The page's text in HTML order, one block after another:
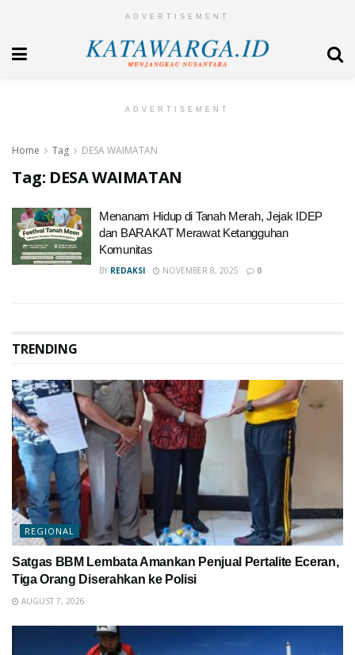
ADVERTISEMENT
ADVERTISEMENT
Home Tag DESA WAIMATAN
Tag: DESA WAIMATAN
Menanam Hidup di Tanah Merah, Jejak IDEP
dan BARAKAT Merawat Ketangguhan
Komunitas
BY REDAKSI NOVEMBER 8, 2025 0
TRENDING
REGIONAL
Satgas BBM Lembata Amankan Penjual Pertalite Eceran,
Tiga Orang Diserahkan ke Polisi
AUGUST 7, 2026